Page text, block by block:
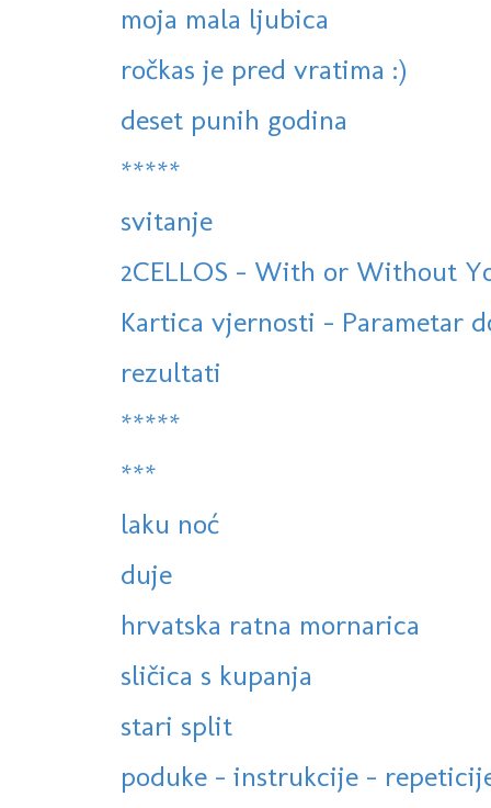
moja mala ljubica
ročkas je pred vratima :)
deset punih godina
*****
svitanje
2CELLOS - With or Without
Kartica vjernosti - Parametar
rezultati
*****
***
laku noć
duje
hrvatska ratna mornarica
sličica s kupanja
stari split
poduke - instrukcije -